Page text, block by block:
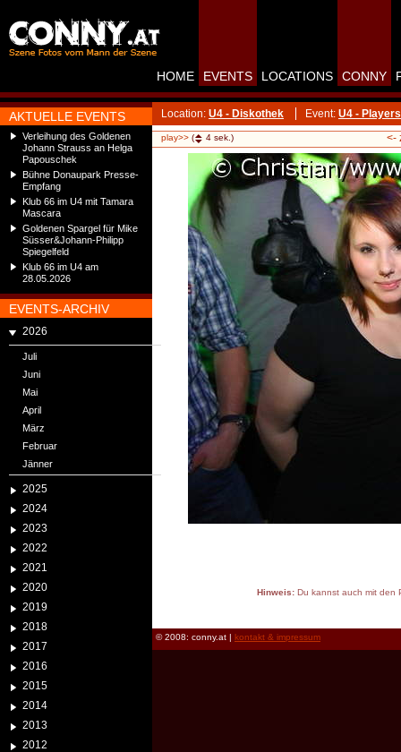
AKTUELLE EVENTS
Verleihung des Goldenen
Johann Strauss an Helga
Papouschek
Bühne Donaupark Presse-
Empfang
Klub 66 im U4 mit Tamara
Mascara
Goldenen Spargel für Mike
Süsser&Johann-Philipp
Spiegelfeld
Klub 66 im U4 am
28.05.2026
EVENTS-ARCHIV
2026
Juli
Juni
Mai
April
März
Februar
Jänner
2025
2024
2023
2022
2021
2020
2019
2018
2017
2016
2015
2014
2013
2012
HOME EVENTS LOCATIONS CONNY
Location: U4 - Diskothek Event: U4 -
play>> ( 4 sek.) <-
Hinweis:Du kannst auch mit den
© 2008: conny.at | kontakt & impressum